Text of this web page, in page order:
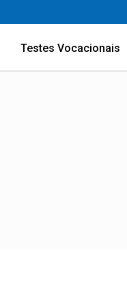
Testes Vocacionais